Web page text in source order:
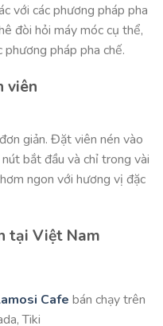
với các phương pháp pha
đòi hỏi máy móc cụ thể,
pháp pha chế.
viên
giản. Đặt viên nén vào
bắt đầu và chỉ trong vài
ngon với hương vị đặc
tại Việt Nam
Cafe bán chạy trên
Tiki